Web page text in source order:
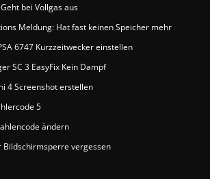
bei Vollgas aus
Meldung: Hat fast keinen Speicher mehr
6747 Kurzzeitwecker einstellen
SC 3 EasyFix Kein Dampf
4 Screenshot erstellen
5
ändern
Bildschirmsperre vergessen